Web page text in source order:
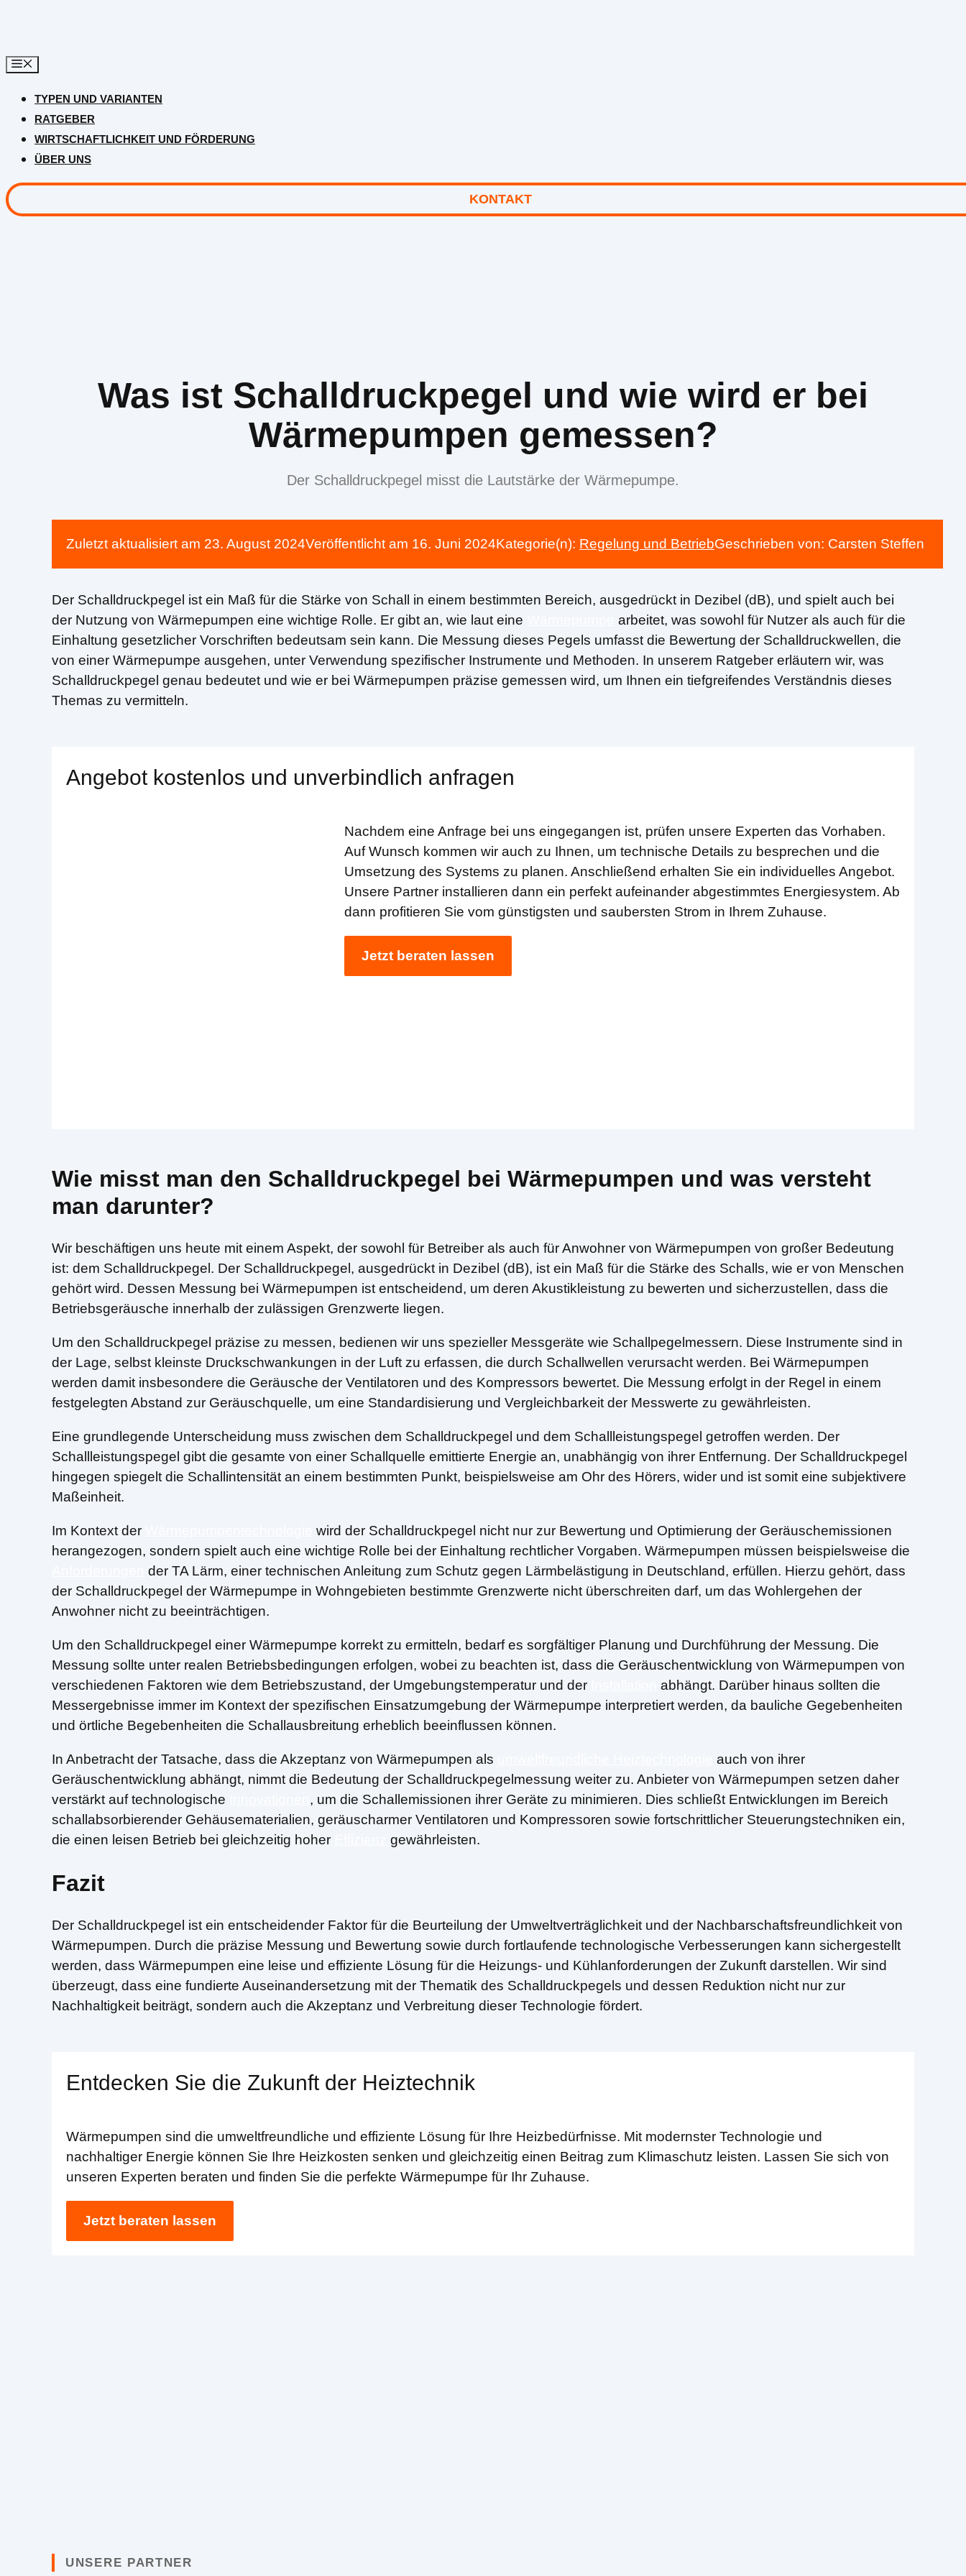
springen
TYPEN UND VARIANTEN
RATGEBER
WIRTSCHAFTLICHKEIT UND FÖRDERUNG
ÜBER UNS
KONTAKT
Was ist Schalldruckpegel und wie wird er bei
Wärmepumpen gemessen?
Der Schalldruckpegel misst die Lautstärke der Wärmepumpe.
Zuletzt aktualisiert am 23. August 2024Veröffentlicht am 16. Juni 2024Kategorie(n): Regelung und BetriebGeschrieben von: Carsten Steffen
Der Schalldruckpegel ist ein Maß für die Stärke von Schall in einem bestimmten Bereich, ausgedrückt in Dezibel (dB), und spielt auch bei
der Nutzung von Wärmepumpen eine wichtige Rolle. Er gibt an, wie laut eine
arbeitet, was sowohl für Nutzer als auch für die
Einhaltung gesetzlicher Vorschriften bedeutsam sein kann. Die Messung dieses Pegels umfasst die Bewertung der Schalldruckwellen, die
von einer Wärmepumpe ausgehen, unter Verwendung spezifischer Instrumente und Methoden. In unserem Ratgeber erläutern wir, was
Schalldruckpegel genau bedeutet und wie er bei Wärmepumpen präzise gemessen wird, um Ihnen ein tiefgreifendes Verständnis dieses
Themas zu vermitteln.
Angebot kostenlos und unverbindlich anfragen
Nachdem eine Anfrage bei uns eingegangen ist, prüfen unsere Experten das Vorhaben.
Auf Wunsch kommen wir auch zu Ihnen, um technische Details zu besprechen und die
Umsetzung des Systems zu planen. Anschließend erhalten Sie ein individuelles Angebot.
Unsere Partner installieren dann ein perfekt aufeinander abgestimmtes Energiesystem. Ab
dann profitieren Sie vom günstigsten und saubersten Strom in Ihrem Zuhause.
Jetzt beraten lassen
Wie misst man den Schalldruckpegel bei Wärmepumpen und was versteht
man darunter?
Wir beschäftigen uns heute mit einem Aspekt, der sowohl für Betreiber als auch für Anwohner von Wärmepumpen von großer Bedeutung
ist: dem Schalldruckpegel. Der Schalldruckpegel, ausgedrückt in Dezibel (dB), ist ein Maß für die Stärke des Schalls, wie er von Menschen
gehört wird. Dessen Messung bei Wärmepumpen ist entscheidend, um deren Akustikleistung zu bewerten und sicherzustellen, dass die
Betriebsgeräusche innerhalb der zulässigen Grenzwerte liegen.
Um den Schalldruckpegel präzise zu messen, bedienen wir uns spezieller Messgeräte wie Schallpegelmessern. Diese Instrumente sind in
der Lage, selbst kleinste Druckschwankungen in der Luft zu erfassen, die durch Schallwellen verursacht werden. Bei Wärmepumpen
werden damit insbesondere die Geräusche der Ventilatoren und des Kompressors bewertet. Die Messung erfolgt in der Regel in einem
festgelegten Abstand zur Geräuschquelle, um eine Standardisierung und Vergleichbarkeit der Messwerte zu gewährleisten.
Eine grundlegende Unterscheidung muss zwischen dem Schalldruckpegel und dem Schallleistungspegel getroffen werden. Der
Schallleistungspegel gibt die gesamte von einer Schallquelle emittierte Energie an, unabhängig von ihrer Entfernung. Der Schalldruckpegel
hingegen spiegelt die Schallintensität an einem bestimmten Punkt, beispielsweise am Ohr des Hörers, wider und ist somit eine subjektivere
Maßeinheit.
Im Kontext der
wird der Schalldruckpegel nicht nur zur Bewertung und Optimierung der Geräuschemissionen
herangezogen, sondern spielt auch eine wichtige Rolle bei der Einhaltung rechtlicher Vorgaben. Wärmepumpen müssen beispielsweise die
der TA Lärm, einer technischen Anleitung zum Schutz gegen Lärmbelästigung in Deutschland, erfüllen. Hierzu gehört, dass
der Schalldruckpegel der Wärmepumpe in Wohngebieten bestimmte Grenzwerte nicht überschreiten darf, um das Wohlergehen der
Anwohner nicht zu beeinträchtigen.
Um den Schalldruckpegel einer Wärmepumpe korrekt zu ermitteln, bedarf es sorgfältiger Planung und Durchführung der Messung. Die
Messung sollte unter realen Betriebsbedingungen erfolgen, wobei zu beachten ist, dass die Geräuschentwicklung von Wärmepumpen von
verschiedenen Faktoren wie dem Betriebszustand, der Umgebungstemperatur und der
abhängt. Darüber hinaus sollten die
Messergebnisse immer im Kontext der spezifischen Einsatzumgebung der Wärmepumpe interpretiert werden, da bauliche Gegebenheiten
und örtliche Begebenheiten die Schallausbreitung erheblich beeinflussen können.
In Anbetracht der Tatsache, dass die Akzeptanz von Wärmepumpen als
auch von ihrer
Geräuschentwicklung abhängt, nimmt die Bedeutung der Schalldruckpegelmessung weiter zu. Anbieter von Wärmepumpen setzen daher
verstärkt auf technologische
, um die Schallemissionen ihrer Geräte zu minimieren. Dies schließt Entwicklungen im Bereich
schallabsorbierender Gehäusematerialien, geräuscharmer Ventilatoren und Kompressoren sowie fortschrittlicher Steuerungstechniken ein,
die einen leisen Betrieb bei gleichzeitig hoher
gewährleisten.
Fazit
Der Schalldruckpegel ist ein entscheidender Faktor für die Beurteilung der Umweltverträglichkeit und der Nachbarschaftsfreundlichkeit von
Wärmepumpen. Durch die präzise Messung und Bewertung sowie durch fortlaufende technologische Verbesserungen kann sichergestellt
werden, dass Wärmepumpen eine leise und effiziente Lösung für die Heizungs- und Kühlanforderungen der Zukunft darstellen. Wir sind
überzeugt, dass eine fundierte Auseinandersetzung mit der Thematik des Schalldruckpegels und dessen Reduktion nicht nur zur
Nachhaltigkeit beiträgt, sondern auch die Akzeptanz und Verbreitung dieser Technologie fördert.
Entdecken Sie die Zukunft der Heiztechnik
Wärmepumpen sind die umweltfreundliche und effiziente Lösung für Ihre Heizbedürfnisse. Mit modernster Technologie und
nachhaltiger Energie können Sie Ihre Heizkosten senken und gleichzeitig einen Beitrag zum Klimaschutz leisten. Lassen Sie sich von
unseren Experten beraten und finden Sie die perfekte Wärmepumpe für Ihr Zuhause.
Jetzt beraten lassen
UNSERE PARTNER